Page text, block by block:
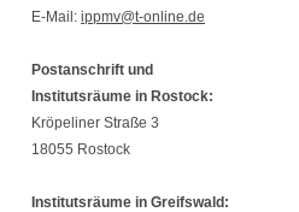
E-Mail: ippmv@t-online.de
Postanschrift und
Institutsräume in Rostock:
Kröpeliner Straße 3
18055 Rostock
Institutsräume in Greifswald: